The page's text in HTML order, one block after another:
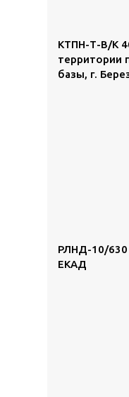
КТПН-Т-В/К
территории
базы, г.
РЛНД-10/630
ЕКАД